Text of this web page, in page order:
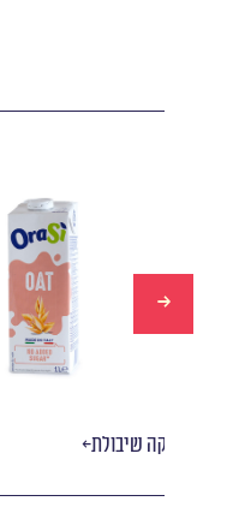
משקה שיבולת